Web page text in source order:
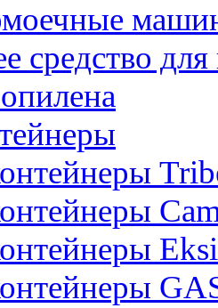
для
Eksi